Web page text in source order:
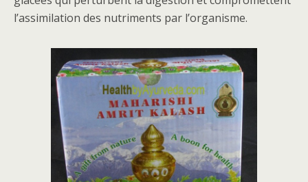
l’assimilation des nutriments par l’organisme.